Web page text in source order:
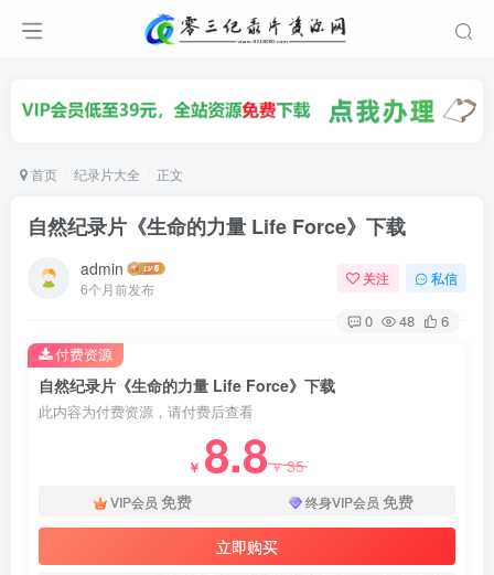
首页 纪录片大全 正文
自然纪录片《生命的力量 Life Force》下载
admin
6个月前发布
关注 私信
0 48 6
自然纪录片《生命的力量 Life Force》下载
此内容为付费资源，请付费后查看
￥ 8.8￥35
VIP会员 免费 终身VIP会员 免费
立即购买
付费资源